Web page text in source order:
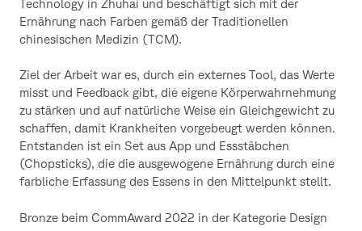
Ernährung nach Farben gemäß der Traditionellen
chinesischen Medizin (TCM).
Ziel der Arbeit war es, durch ein externes Tool, das Werte
misst und Feedback gibt, die eigene Körperwahrnehmung
zu stärken und auf natürliche Weise ein Gleichgewicht zu
schaffen, damit Krankheiten vorgebeugt werden können.
Entstanden ist ein Set aus App und Essstäbchen
(Chopsticks), die die ausgewogene Ernährung durch eine
farbliche Erfassung des Essens in den Mittelpunkt stellt.
Bronze beim CommAward 2022 in der Kategorie Design